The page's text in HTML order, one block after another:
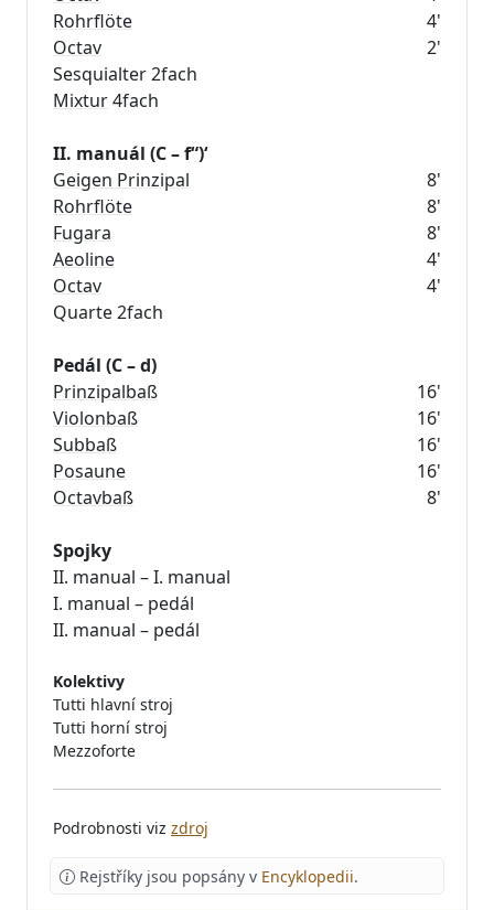
Rohrflöte
4'
Octav
2'
Mixtur4fach
II. manuál (C – f“)‘
Geigen Prinzipal
8'
Rohrflöte
8'
Fugara
8'
Aeoline
4'
Octav
4'
Quarte 2fach
Pedál (C – d)
Prinzipalbaß
16'
Violonbaß
16'
Subbaß
16'
Posaune
16'
Octavbaß
8'
Spojky
II. manual – I. manual
I. manual – pedál
Kolektivy
Tutti hlavní stroj
Tutti horní stroj
Mezzoforte
Podrobnosti viz zdroj
Rejstříky jsou popsány v Encyklopedii.